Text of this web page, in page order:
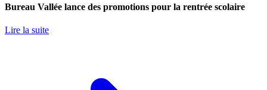
Bureau Vallée lance des promotions pour la rentrée scolaire
Lire la suite